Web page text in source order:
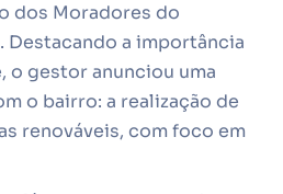
dos Moradores do
Destacando a importância
o gestor anunciou uma
o bairro: a realização de
renováveis, com foco em